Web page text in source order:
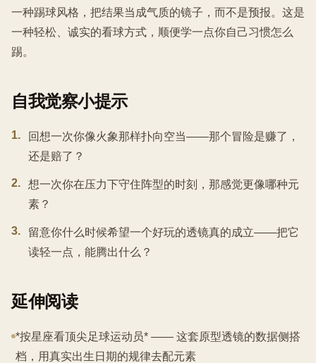
一种踢球风格，把结果当成气质的镜子，而不是预报。这是
一种轻松、诚实的看球方式，顺便学一点你自己习惯怎么
踢。
自我觉察小提示
1.
回想一次你像火象那样扑向空当——那个冒险是赚了，
还是赔了？
2.
想一次你在压力下守住阵型的时刻，那感觉更像哪种元
素？
3.
留意你什么时候希望一个好玩的透镜真的成立——把它
读轻一点，能腾出什么？
延伸阅读
*按星座看顶尖足球运动员* —— 这套原型透镜的数据侧搭
档，用真实出生日期的规律去配元素